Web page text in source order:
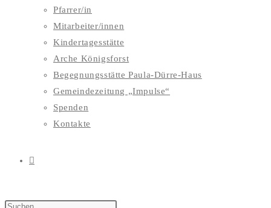
Pfarrer/in
Mitarbeiter/innen
Kindertagesstätte
Arche Königsforst
Begegnungsstätte Paula-Dürre-Haus
Gemeindezeitung „Impulse“
Spenden
Kontakte
WEBSITE-